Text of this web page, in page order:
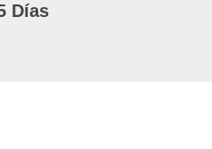
Días